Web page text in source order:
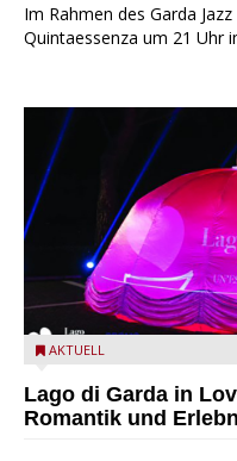
Im Rahmen des Garda
Quintaessenza um 21 Uhr
Lago di Garda in Love
AKTUELL
Lago di Garda in
Romantik und